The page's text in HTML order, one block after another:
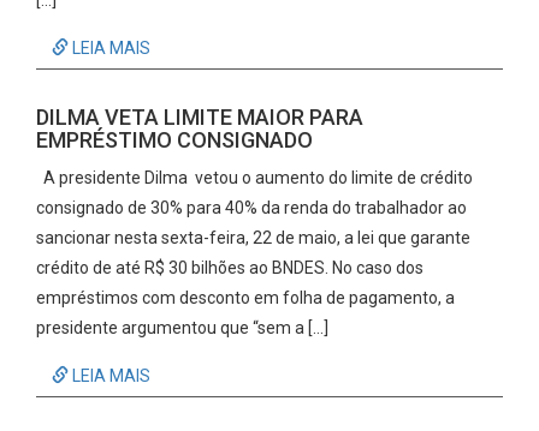
LEIA MAIS
DILMA VETA LIMITE MAIOR PARA
EMPRÉSTIMO CONSIGNADO
A presidente Dilma vetou o aumento do limite de crédito
consignado de 30% para 40% da renda do trabalhador ao
sancionar nesta sexta-feira, 22 de maio, a lei que garante
crédito de até R$ 30 bilhões ao BNDES. No caso dos
empréstimos com desconto em folha de pagamento, a
presidente argumentou que “sem a […]
LEIA MAIS